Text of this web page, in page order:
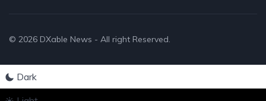
© 2026 DXable News - All right Reserved.
Dark